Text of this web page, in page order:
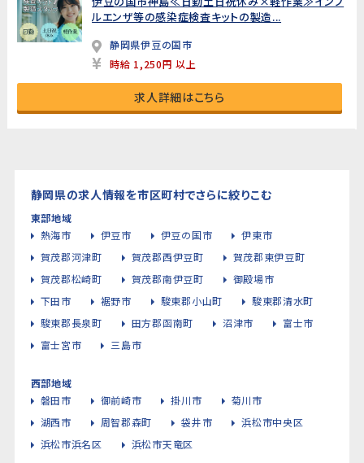
ルエンザ等の感染症検査キットの製造...
静岡県伊豆の国市
時給 1,250円 以上
求人詳細はこちら
静岡県の求人情報を市区町村でさらに絞りこむ
東部地域
熱海市
伊豆市 伊豆の国市
伊東市
賀茂郡河津町
賀茂郡西伊豆町
賀茂郡東伊豆町
賀茂郡松崎町
賀茂郡南伊豆町
御殿場市
下田市
裾野市 駿東郡小山町
駿東郡清水町
駿東郡長泉町
田方郡函南町 沼津市
富士市
富士宮市
三島市
西部地域
磐田市
御前崎市 掛川市
菊川市
湖西市
周智郡森町 袋井市
浜松市中央区
浜松市浜名区
浜松市天竜区